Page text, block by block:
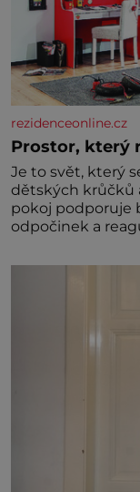
rezidenceonline.cz
Prostor, který
Je to svět, který
dětských krůčků
pokoj podporuje
odpočinek a
jednoduchost,